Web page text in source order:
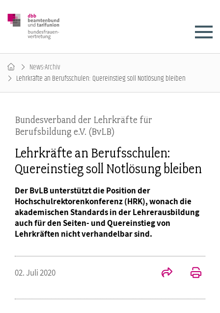
News-Archiv
Lehrkräfte an Berufsschulen: Quereinstieg soll Notlösung bleiben
Bundesverband der Lehrkräfte für
Berufsbildung e.V. (BvLB)
Lehrkräfte an Berufsschulen:
Quereinstieg soll Notlösung bleiben
Der BvLB unterstützt die Position der
Hochschulrektorenkonferenz (HRK), wonach die
akademischen Standards in der Lehrerausbildung
auch für den Seiten- und Quereinstieg von
Lehrkräften nicht verhandelbar sind.
02. Juli 2020